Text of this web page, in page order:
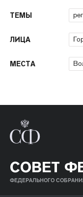
ТЕМЫ
ЛИЦА
МЕСТА
СОВЕТ
ФЕДЕРАЛЬНОГО